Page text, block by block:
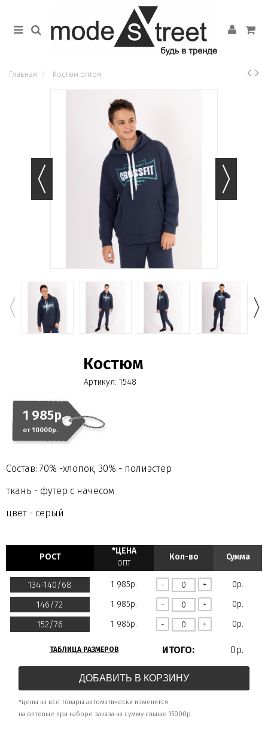
Главная Костюм оптом
Костюм
Артикул: 1548
1 985р.
от 10000р.
Состав: 70% -хлопок, 30% - полиэстер
ткань - футер с начесом
цвет - серый
РОСТ
*ЦЕНА
ОПТ
Кол-во Сумма
134-140/68 1 985р. - + 0р.
146/72 1 985р. - + 0р.
152/76 1 985р. - + 0р.
ТАБЛИЦА РАЗМЕРОВ ИТОГО: 0р.
ДОБАВИТЬ В КОРЗИНУ
*цены на все товары автоматически изменятся
на оптовые при наборе заказа на сумму свыше 15000р.